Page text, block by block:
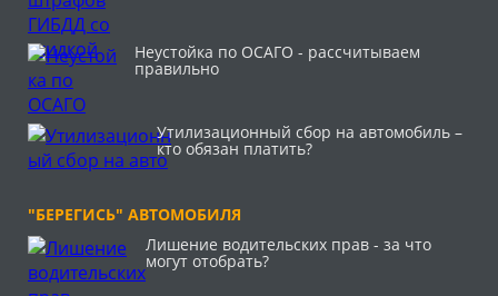
Неустойка по ОСАГО - рассчитываем
правильно
Утилизационный сбор на автомобиль –
кто обязан платить?
"БЕРЕГИСЬ" АВТОМОБИЛЯ
Лишение водительских прав - за что
могут отобрать?